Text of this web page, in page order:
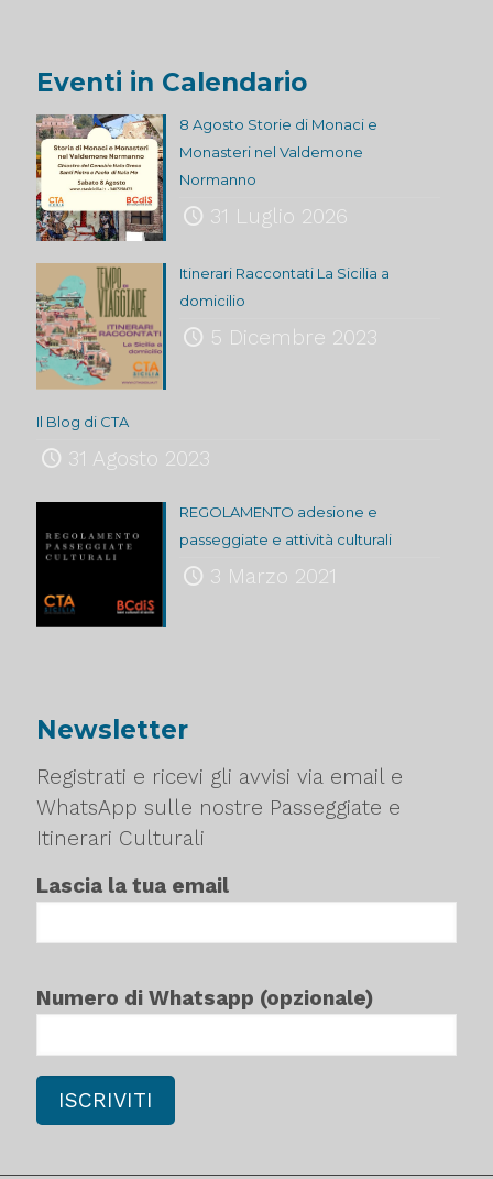
Eventi in Calendario
8 Agosto Storie di Monaci e
Monasteri nel Valdemone
Normanno
31 Luglio 2026
Itinerari Raccontati La Sicilia a
domicilio
5 Dicembre 2023
Il Blog di CTA
31 Agosto 2023
REGOLAMENTO adesione e
passeggiate e attività culturali
3 Marzo 2021
Newsletter
Registrati e ricevi gli avvisi via email e
WhatsApp sulle nostre Passeggiate e
Itinerari Culturali
Lascia la tua email
Numero di Whatsapp (opzionale)